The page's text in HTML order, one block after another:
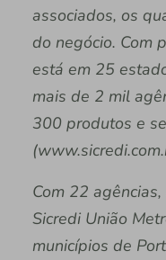
associados, os
do negócio. Com
está em 25
mais de 2 mil
300 produtos e
Com 22
Sicredi União
municípios de